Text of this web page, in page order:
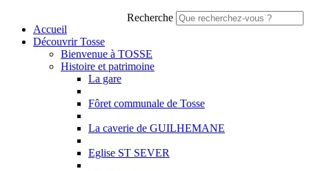
Recherche
Accueil
Découvrir Tosse
Bienvenue à TOSSE
Histoire et patrimoine
La gare
Fôret communale de Tosse
La caverie de GUILHEMANE
Eglise ST SEVER